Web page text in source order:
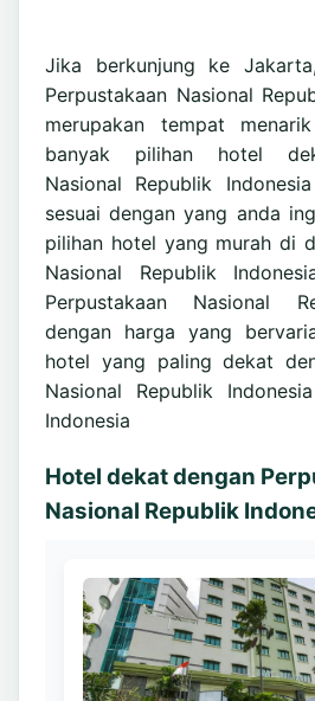
Jika berkunjung ke
Perpustakaan Nasional
merupakan tempat
banyak pilihan hotel
Nasional Republik
sesuai dengan yang anda
pilihan hotel yang murah di
Nasional Republik
Perpustakaan Nasional
dengan harga yang
hotel yang paling dekat
Nasional Republik
Indonesia
Hotel dekat dengan
Nasional Republik